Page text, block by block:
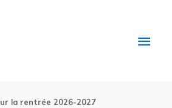
la rentrée 2026-2027